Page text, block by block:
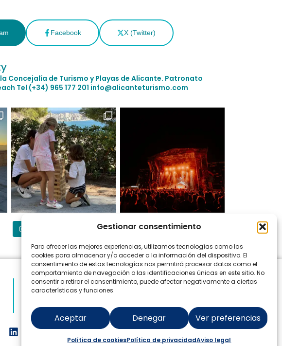
Gestionar consentimiento
Para ofrecer las mejores experiencias, utilizamos tecnologías como las
cookies para almacenar y/o acceder a la información del dispositivo. El
consentimiento de estas tecnologías nos permitirá procesar datos como el
comportamiento de navegación o las identificaciones únicas en este sitio. No
consentir o retirar el consentimiento, puede afectar negativamente a ciertas
características y funciones.
Aceptar Denegar Ver preferencias
Política de cookiesPolítica de privacidadAviso legal
Facebook X (Twitter)
Concejalía de Turismo y Playas de Alicante. Patronato
Tel (+34) 965 177 201 info@alicanteturismo.com
Síguenos en Instagram